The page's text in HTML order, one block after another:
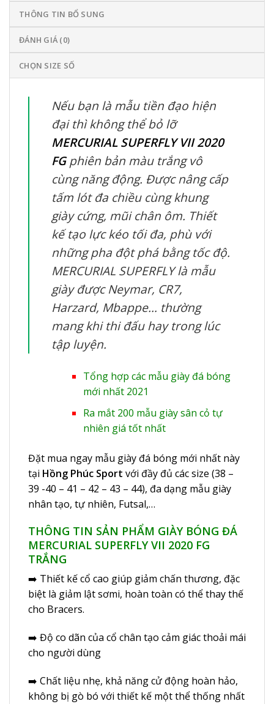
THÔNG TIN BỔ SUNG
ĐÁNH GIÁ (0)
CHỌN SIZE SỐ
Nếu bạn là mẫu tiền đạo hiện
đại thì không thể bỏ lỡ
MERCURIAL SUPERFLY VII 2020
FGphiên bản màu trắng vô
cùng năng động. Được nâng cấp
tấm lót đa chiều cùng khung
giày cứng, mũi chân ôm. Thiết
kế tạo lực kéo tối đa, phù với
những pha đột phá bằng tốc độ.
MERCURIAL SUPERFLY là mẫu
giày được Neymar, CR7,
Harzard, Mbappe… thường
mang khi thi đấu hay trong lúc
tập luyện.
Tổng hợp các mẫu giày đá bóng
mới nhất 2021
Ra mắt 200 mẫu giày sân cỏ tự
nhiên giá tốt nhất
Đặt mua ngay mẫu giày đá bóng mới nhất này
tại Hồng Phúc Sport với đầy đủ các size (38 –
39 -40 – 41 – 42 – 43 – 44), đa dạng mẫu giày
nhân tạo, tự nhiên, Futsal,…
THÔNG TIN SẢN PHẨM GIÀY BÓNG ĐÁ
MERCURIAL SUPERFLY VII 2020 FG
TRẮNG
➡️ Thiết kế cổ cao giúp giảm chấn thương, đặc
biệt là giảm lật sơmi, hoàn toàn có thể thay thế
cho Bracers.
➡️ Độ co dãn của cổ chân tạo cảm giác thoải mái
cho người dùng
➡️ Chất liệu nhẹ, khả năng cử động hoàn hảo,
không bị gò bó với thiết kế một thể thống nhất